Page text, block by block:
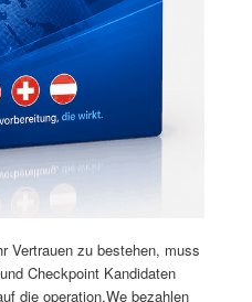
Vertrauen zu bestehen, muss
Checkpoint Kandidaten
die operation.We bezahlen